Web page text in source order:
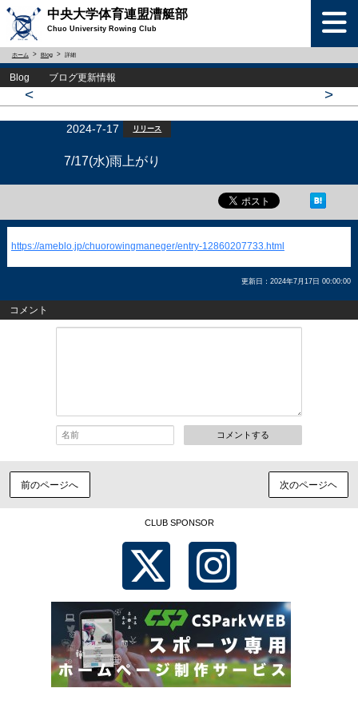
中央大学体育連盟漕艇部
Chuo University Rowing Club
ホーム Blog 詳細
Blog ブログ更新情報
< >
2024-7-17 リリース
7/17(水)雨上がり
https://ameblo.jp/chuorowingmaneger/entry-12860207733.html
更新日：2024年7月17日 00:00:00
コメント
コメントする
前のページへ 次のページヘ
CLUB SPONSOR